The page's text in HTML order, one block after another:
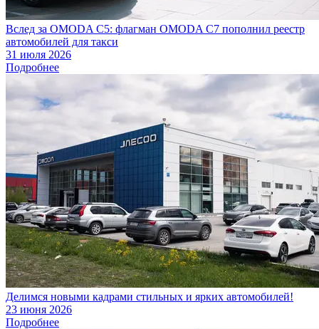
Вслед за OMODA C5: флагман OMODA C7 пополнил реестр
автомобилей для такси
31 июля 2026
Подробнее
Делимся новыми кадрами стильных и ярких автомобилей!
23 июня 2026
Подробнее